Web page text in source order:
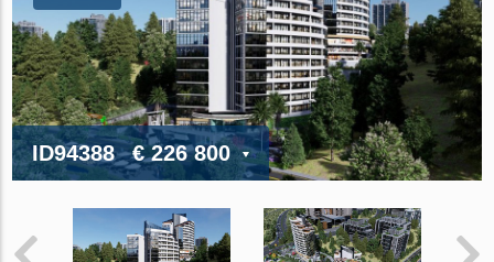
ID94388 € 226 800